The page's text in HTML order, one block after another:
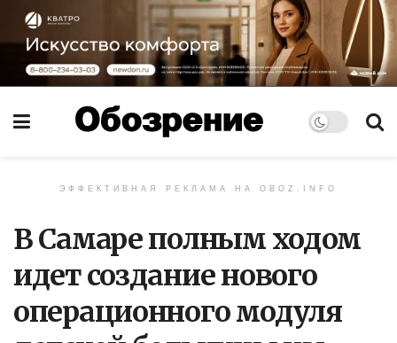
ЭФФЕКТИВНАЯ РЕКЛАМА НА OBOZ.INFO
В Самаре полным ходом
идет создание нового
операционного модуля